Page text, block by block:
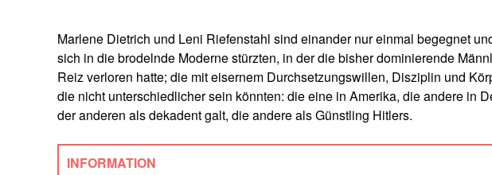
Marlene Dietrich und Leni Riefenstahl sind einander nur einmal begegnet
sich in die brodelnde Moderne stürzten, in der die bisher dominierende
Reiz verloren hatte; die mit eisernem Durchsetzungswillen, Disziplin und
die nicht unterschiedlicher sein könnten: die eine in Amerika, die andere in
der anderen als dekadent galt, die andere als Günstling Hitlers.
INFORMATION